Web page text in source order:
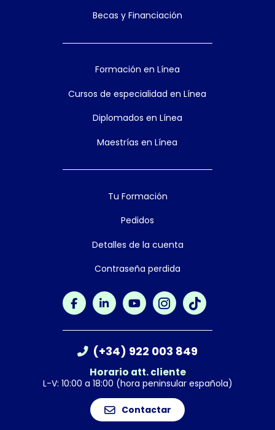
Becas y Financiación
Formación en Línea
Cursos de especialidad en Línea
Diplomados en Línea
Maestrías en Línea
Tu Formación
Pedidos
Detalles de la cuenta
Contraseña perdida
(+34) 922 003 849
Horario att. cliente
L-V: 10:00 a 18:00 (hora peninsular española)
Contactar